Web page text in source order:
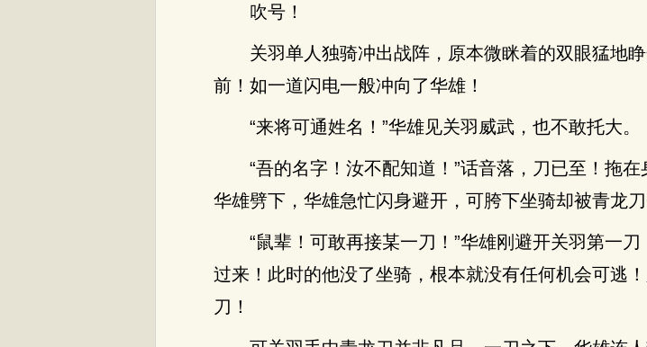
吹号！
关羽单人独骑冲出战阵，原本微眯着的双眼猛地
前！如一道闪电一般冲向了华雄！
“来将可通姓名！”华雄见关羽威武，也不敢托大。
“吾的名字！汝不配知道！”话音落，刀已至！拖
华雄劈下，华雄急忙闪身避开，可胯下坐骑却被青龙刀
“鼠辈！可敢再接某一刀！”华雄刚避开关羽第一
过来！此时的他没了坐骑，根本就没有任何机会可逃
刀！